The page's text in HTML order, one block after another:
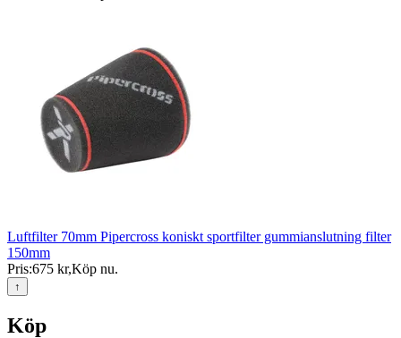
Luftfilter 70mm Pipercross koniskt sportfilter gummianslutning filter
150mm
Pris:675 kr,Köp nu.
↑
Köp